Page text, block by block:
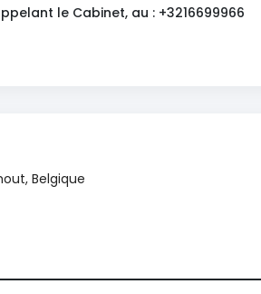
le Cabinet, au : +3216699966
Belgique